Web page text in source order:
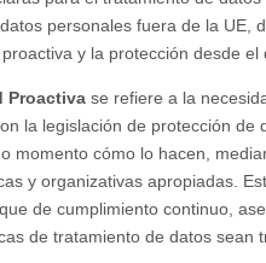
personales fuera de la UE,
y la protección desde el
Proactiva se refiere a la
la legislación de protección de
momento cómo lo hacen,
y organizativas apropiadas.
de cumplimiento continuo,
de tratamiento de datos sean